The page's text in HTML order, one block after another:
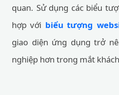
quan. Sử dụng các biểu
hợp với biểu tượng
giao diện ứng dụng trở
nghiệp hơn trong mắt